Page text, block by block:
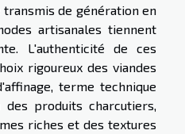
de génération en
artisanales tiennent
L'authenticité de ces
rigoureux des viandes
terme technique
produits charcutiers,
riches et des textures